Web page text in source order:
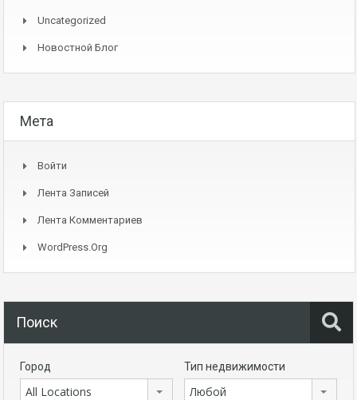
Uncategorized
Новостной Блог
Мета
Войти
Лента Записей
Лента Комментариев
WordPress.org
Поиск
Город
All Locations
Тип недвижимости
Любой